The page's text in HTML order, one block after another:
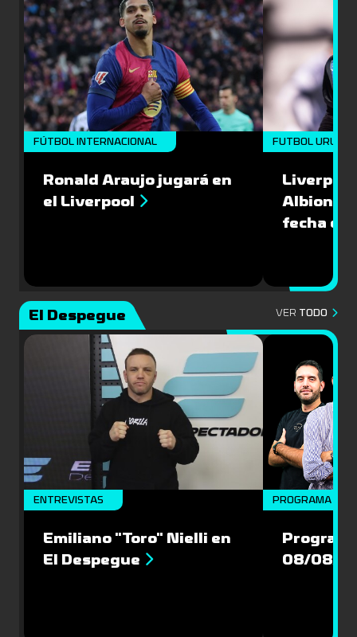
FÚTBOL INTERNACIONAL
Ronald Araujo jugará en
el Liverpool
FUTBOL
Albion
fecha
El Despegue VER TODO
ENTREVISTAS
Emiliano "Toro" Nielli en
El Despegue
PROGRAMA
08/08/